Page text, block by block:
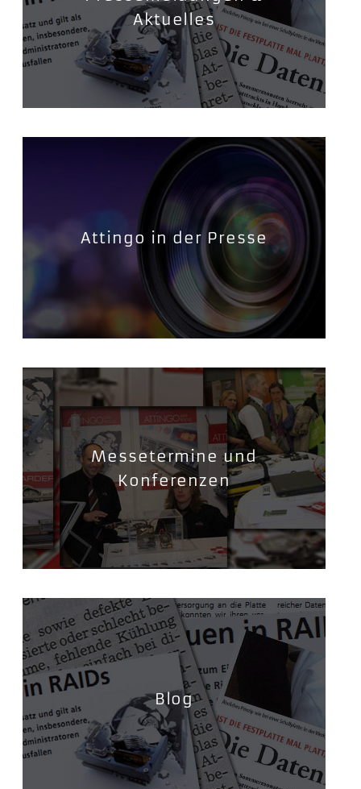
Aktuelles
Attingo in der Presse
Messetermine und
Konferenzen
Blog